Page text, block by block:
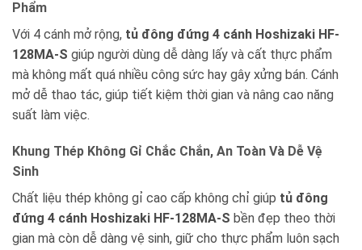
Phẩm
Với 4 cánh mở rộng, tủ đông đứng 4 cánh Hoshizaki HF-
128MA-S giúp người dùng dễ dàng lấy và cất thực phẩm
mà không mất quá nhiều công sức hay gây xửng bán. Cánh
mở dễ thao tác, giúp tiết kiệm thời gian và nâng cao năng
suất làm việc.
Khung Thép Không Gỉ Chắc Chắn, An Toàn Và Dễ Vệ
Sinh
Chất liệu thép không gỉ cao cấp không chỉ giúp tủ đông
đứng 4 cánh Hoshizaki HF-128MA-S bền đẹp theo thời
gian mà còn dễ dàng vệ sinh, giữ cho thực phẩm luôn sạch